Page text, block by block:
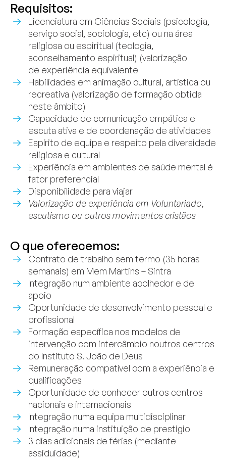
Requisitos:
Licenciatura em Ciências Sociais (psicologia,
serviço social, sociologia, etc) ou na área
religiosa ou espiritual (teologia,
aconselhamento espiritual) (valorização
de experiência equivalente
Habilidades em animação cultural, artística ou
recreativa (valorização de formação obtida
neste âmbito)
Capacidade de comunicação empática e
escuta ativa e de coordenação de atividades
Espírito de equipa e respeito pela diversidade
religiosa e cultural
Experiência em ambientes de saúde mental é
fator preferencial
Disponibilidade para viajar
Valorização de experiência em Voluntariado,
escutismo ou outros movimentos cristãos
O que oferecemos:
Contrato de trabalho sem termo (35 horas
semanais) em Mem Martins – Sintra
Integração num ambiente acolhedor e de
apoio
Oportunidade de desenvolvimento pessoal e
profissional
Formação específica nos modelos de
intervenção com intercâmbio noutros centros
do Instituto S. João de Deus
Remuneração compatível com a experiência e
qualificações
Oportunidade de conhecer outros centros
nacionais e internacionais
Integração numa equipa multidisciplinar
Integração numa instituição de prestigio
3 dias adicionais de férias (mediante
assiduidade)